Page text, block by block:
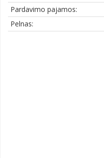
Pardavimo pajamos:
Pelnas: